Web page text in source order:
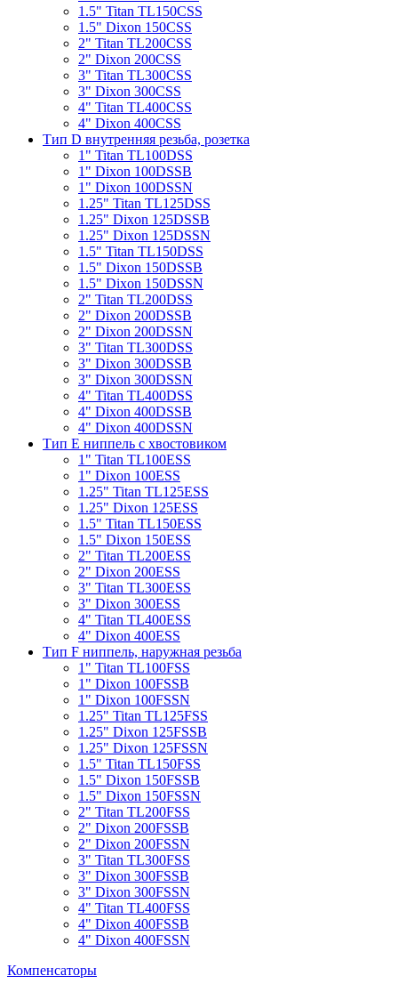
1.5" Titan TL150CSS
1.5" Dixon 150CSS
2" Titan TL200CSS
2" Dixon 200CSS
3" Titan TL300CSS
3" Dixon 300CSS
4" Titan TL400CSS
4" Dixon 400CSS
Тип D внутренняя резьба, розетка
1" Titan TL100DSS
1" Dixon 100DSSB
1" Dixon 100DSSN
1.25" Titan TL125DSS
1.25" Dixon 125DSSB
1.25" Dixon 125DSSN
1.5" Titan TL150DSS
1.5" Dixon 150DSSB
1.5" Dixon 150DSSN
2" Titan TL200DSS
2" Dixon 200DSSB
2" Dixon 200DSSN
3" Titan TL300DSS
3" Dixon 300DSSB
3" Dixon 300DSSN
4" Titan TL400DSS
4" Dixon 400DSSB
4" Dixon 400DSSN
Тип Е ниппель с хвостовиком
1" Titan TL100ESS
1" Dixon 100ESS
1.25" Titan TL125ESS
1.25" Dixon 125ESS
1.5" Titan TL150ESS
1.5" Dixon 150ESS
2" Titan TL200ESS
2" Dixon 200ESS
3" Titan TL300ESS
3" Dixon 300ESS
4" Titan TL400ESS
4" Dixon 400ESS
Тип F ниппель, наружная резьба
1" Titan TL100FSS
1" Dixon 100FSSB
1" Dixon 100FSSN
1.25" Titan TL125FSS
1.25" Dixon 125FSSB
1.25" Dixon 125FSSN
1.5" Titan TL150FSS
1.5" Dixon 150FSSB
1.5" Dixon 150FSSN
2" Titan TL200FSS
2" Dixon 200FSSB
2" Dixon 200FSSN
3" Titan TL300FSS
3" Dixon 300FSSB
3" Dixon 300FSSN
4" Titan TL400FSS
4" Dixon 400FSSB
4" Dixon 400FSSN
Компенсаторы